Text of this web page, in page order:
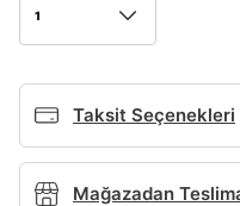
1
Taksit Seçenekleri
Mağazadan
Soyad*